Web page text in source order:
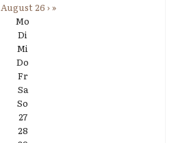
August 26 ›»
Mo
Di
Mi
Do
Fr
Sa
So
27
28